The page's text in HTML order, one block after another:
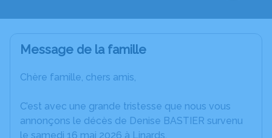
Message de la famille
Chère famille, chers amis,
C’est avec une grande tristesse que nous vous
annonçons le décès de Denise BASTIER survenu
le samedi 16 mai 2026 à Linards.